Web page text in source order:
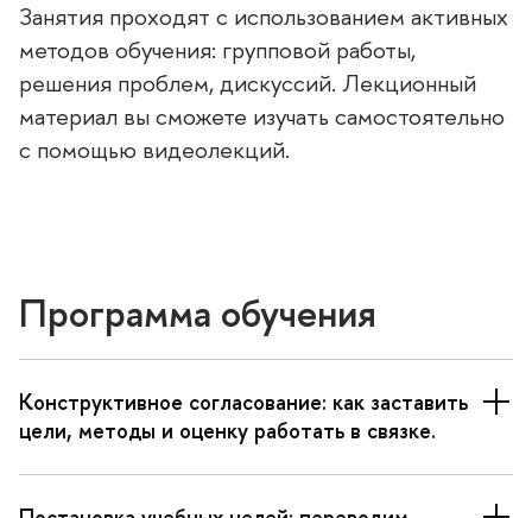
Занятия проходят с использованием активных
методов обучения: групповой работы,
решения проблем, дискуссий. Лекционный
материал вы сможете изучать самостоятельно
с помощью видеолекций.
Программа обучения
Конструктивное согласование: как заставить
цели, методы и оценку работать в связке.